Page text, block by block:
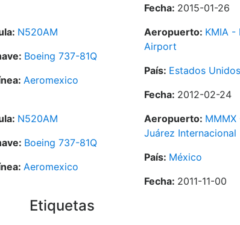
Fecha: 2015-01-26
N520AM
Boeing 737-81Q
Aeromexico
Aeropuerto: KMIA -
Airport
País: Estados Unidos
Fecha: 2012-02-24
N520AM
Boeing 737-81Q
Aeromexico
Aeropuerto:
Juárez Internacional
País: México
Fecha: 2011-11-00
Etiquetas